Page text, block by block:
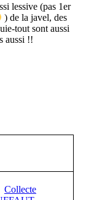
lessive (pas 1er
) de la javel, des
tout sont aussi
aussi !!
Collecte